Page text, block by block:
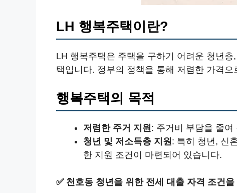
LH 행복주택이란?
LH 행복주택은 주택을 구하기 어려운 청년
택입니다. 정부의 정책을 통해 저렴한 가격
행복주택의 목적
저렴한 주거 지원: 주거비 부담을 줄
청년 및 저소득층 지원: 특히 청년, 신
한 지원 조건이 마련되어 있습니다.
✅ 천호동 청년을 위한 전세 대출 자격 조건을